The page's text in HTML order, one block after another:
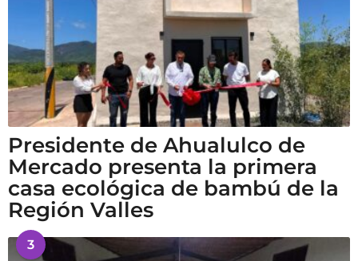
Presidente de Ahualulco de
Mercado presenta la primera
casa ecológica de bambú de la
Región Valles
3